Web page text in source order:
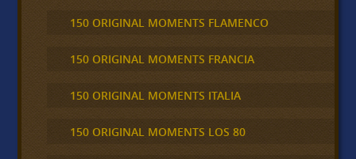
150 ORIGINAL MOMENTS FLAMENCO
150 ORIGINAL MOMENTS FRANCIA
150 ORIGINAL MOMENTS ITALIA
150 ORIGINAL MOMENTS LOS 80